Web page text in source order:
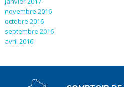
novembre 2016
octobre 2016
septembre 2016
avril 2016